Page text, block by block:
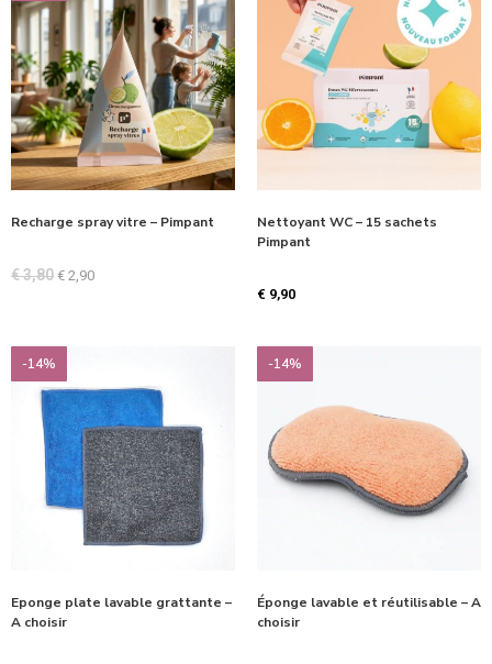
Recharge spray vitre – Pimpant
€3,80 € 2,90
Nettoyant WC – 15 sachets
Pimpant
€ 9,90
-14%
Eponge plate lavable grattante –
A choisir
-14%
Éponge lavable et réutilisable – A
choisir